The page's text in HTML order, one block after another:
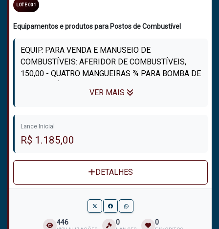
LOTE 001
Equipamentos e produtos para Postos de Combustível
EQUIP. PARA VENDA E MANUSEIO DE
COMBUSTÍVEIS: AFERIDOR DE COMBUSTÍVEIS,
150,00 - QUATRO MANGUEIRAS ¾ PARA BOMBA DE
COMPRESSOR DE AR, 50,00 - ...
VER MAIS
Lance Inicial
R$ 1.185,00
DETALHES
446 0 0